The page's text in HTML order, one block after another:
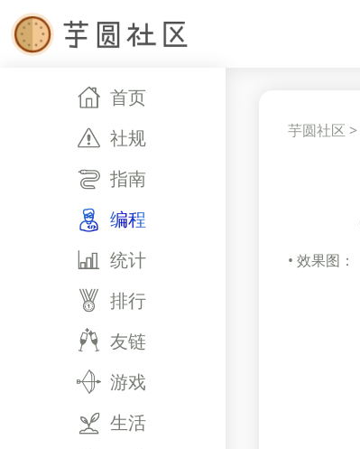
首页
社规
指南
编程
统计
排行
友链
游戏
生活
芋圆社区 >
• 效果图：